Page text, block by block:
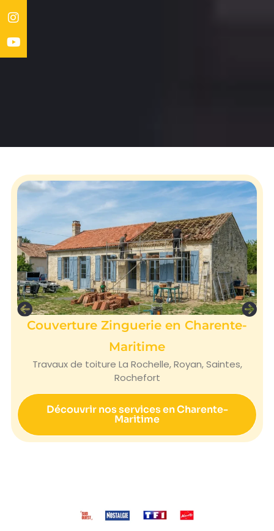
Couverture Zinguerie en Charente-
Maritime
Travaux de toiture La Rochelle, Royan, Saintes,
Rochefort
Découvrir nos services en Charente-
Maritime